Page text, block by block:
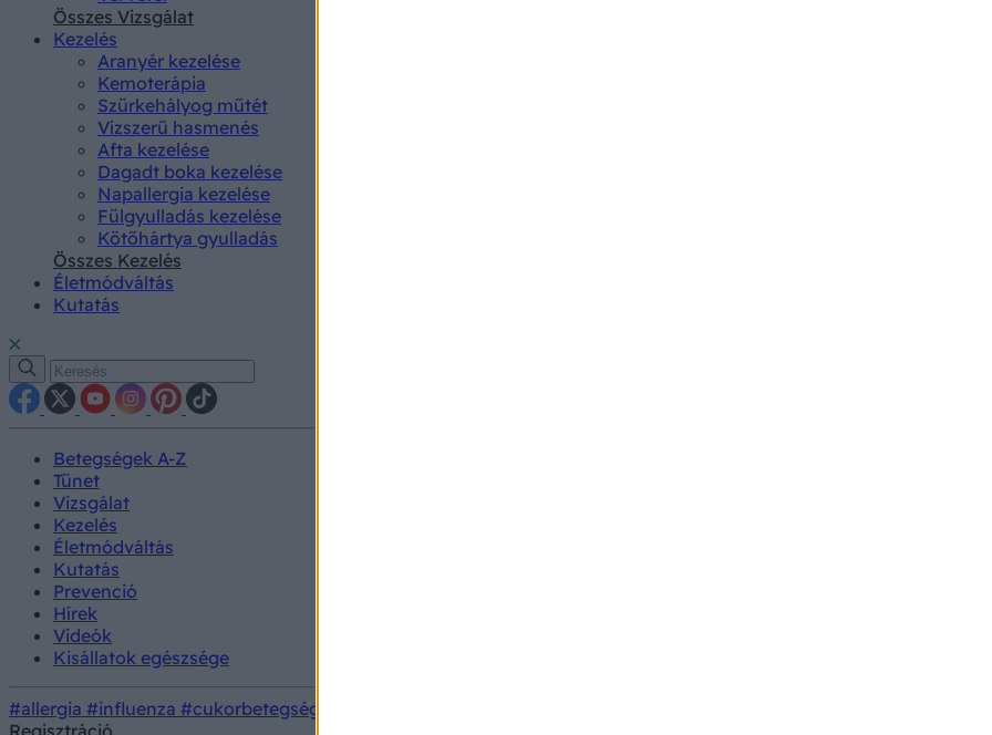
Összes Vizsgálat
Kezelés
Aranyér kezelése
Kemoterápia
Szürkehályog műtét
Vízszerű hasmenés
Afta kezelése
Dagadt boka kezelése
Napallergia kezelése
Fülgyulladás kezelése
Kötőhártya gyulladás
Összes Kezelés
Életmódváltás
Kutatás
Betegségek A-Z
Tünet
Vizsgálat
Kezelés
Életmódváltás
Kutatás
Prevenció
Hírek
Videók
Kisállatok egészsége
#allergia #influenza #cukorbetegség